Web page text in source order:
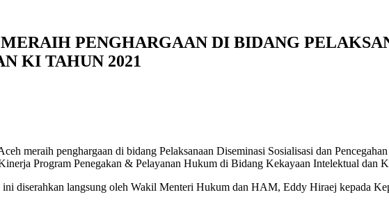
PENGHARGAAN DI BIDANG
KI TAHUN 2021
meraih penghargaan di bidang Pelaksanaan Diseminasi Sosialisasi dan
Program Penegakan & Pelayanan Hukum di Bidang Kekayaan Intelektual dan
diserahkan langsung oleh Wakil Menteri Hukum dan HAM, Eddy Hiraej kepada